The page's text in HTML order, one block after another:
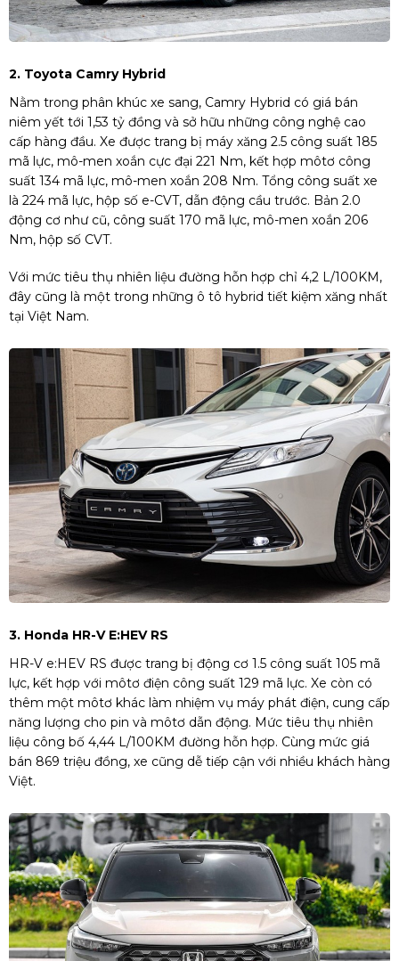
2. Toyota Camry Hybrid
Nằm trong phân khúc xe sang, Camry Hybrid có giá bán
niêm yết tới 1,53 tỷ đồng và sở hữu những công nghệ cao
cấp hàng đầu. Xe được trang bị máy xăng 2.5 công suất 185
mã lực, mô-men xoắn cực đại 221 Nm, kết hợp môtơ công
suất 134 mã lực, mô-men xoắn 208 Nm. Tổng công suất xe
là 224 mã lực, hộp số e-CVT, dẫn động cầu trước. Bản 2.0
động cơ như cũ, công suất 170 mã lực, mô-men xoắn 206
Nm, hộp số CVT.
Với mức tiêu thụ nhiên liệu đường hỗn hợp chỉ 4,2 L/100KM,
đây cũng là một trong những ô tô hybrid tiết kiệm xăng nhất
tại Việt Nam.
3. Honda HR-V E:HEV RS
HR-V e:HEV RS được trang bị động cơ 1.5 công suất 105 mã
lực, kết hợp với môtơ điện công suất 129 mã lực. Xe còn có
thêm một môtơ khác làm nhiệm vụ máy phát điện, cung cấp
năng lượng cho pin và môtơ dẫn động. Mức tiêu thụ nhiên
liệu công bố 4,44 L/100KM đường hỗn hợp. Cùng mức giá
bán 869 triệu đồng, xe cũng dễ tiếp cận với nhiều khách hàng
Việt.